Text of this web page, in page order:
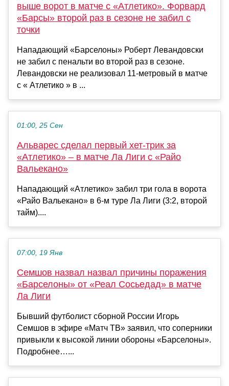
выше ворот в матче с «Атлетико». Форвард
«Барсы» второй раз в сезоне не забил с
точки
Нападающий «Барселоны» Роберт Левандовски
не забил с пенальти во второй раз в сезоне.
Левандовски не реализовал 11-метровый в матче
с « Атлетико » в ...
01:00, 25 Сен
Альварес сделал первый хет-трик за
«Атлетико» – в матче Ла Лиги с «Райо
Вальекано»
Нападающий «Атлетико» забил три гола в ворота
«Райо Вальекано» в 6-м туре Ла Лиги (3:2, второй
тайм)....
07:00, 19 Янв
Семшов назвал назвал причины поражения
«Барселоны» от «Реал Сосьедад» в матче
Ла Лиги
Бывший футболист сборной России Игорь
Семшов в эфире «Матч ТВ» заявил, что соперники
привыкли к высокой линии обороны «Барселоны».
Подробнее…...